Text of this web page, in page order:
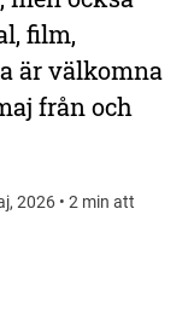
film,
är välkomna
från och
2026 • 2 min att